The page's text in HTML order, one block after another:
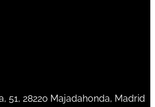
51, 28220 Majadahonda, Madrid